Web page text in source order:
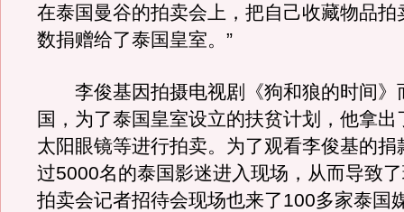
在泰国曼谷的拍卖会上，把自己收藏物品拍
数捐赠给了泰国皇室。”
李俊基因拍摄电视剧《狗和狼的时间》
国，为了泰国皇室设立的扶贫计划，他拿出
太阳眼镜等进行拍卖。为了观看李俊基的捐
过5000名的泰国影迷进入现场，从而导致
拍卖会记者招待会现场也来了100多家泰国